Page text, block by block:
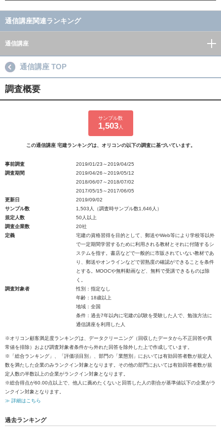
通信講座関連ランキング
通信講座
通信講座 TOP
調査概要
サンプル数
1,503人
この通信講座 宅建ランキングは、オリコンの以下の調査に基づいています。
事前調査
2019/01/23～2019/04/25
調査期間
2019/04/26～2019/05/12
2018/06/07～2018/07/02
2017/05/15～2017/06/05
更新日
2019/09/02
サンプル数
1,503人（調査時サンプル数1,646人）
規定人数
50人以上
調査企業数
20社
定義
宅建の資格習得を目的として、郵送やWeb等により学校等以外
で一定期間学習するために利用される教材とそれに付随するシ
ステムを指す。書店などで一般的に市販されていない教材であ
り、郵送やオンラインなどで習熟度の確認ができることを条件
とする。MOOCや無料動画など、無料で受講できるものは除
く。
調査対象者
性別：指定なし
年齢：18歳以上
地域：全国
条件：過去7年以内に宅建の試験を受験した人で、勉強方法に
通信講座を利用した人
※オリコン顧客満足度ランキングは、データクリーニング（回収したデータから不正回答や異
常値を排除）および調査対象者条件から外れた回答を除外した上で作成しています。
※「総合ランキング」、「評価項目別」、部門の「業態別」においては有効回答者数が規定人
数を満たした企業のみランクイン対象となります。その他の部門においては有効回答者数が規
定人数の半数以上の企業がランクイン対象となります。
※総合得点が60.00点以上で、他人に薦めたくないと回答した人の割合が基準値以下の企業がラ
ンクイン対象となります。
≫ 詳細はこちら
過去ランキング